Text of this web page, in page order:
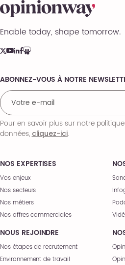
Enable today, shape tomorrow.
NOS EXPERTISES
Vos enjeux
Nos secteurs
Nos métiers
Nos offres commerciales
NOUS REJOINDRE
Nos étapes de recrutement
Environnement de travail
Comments
ABONNEZ-VOUS À NOTRE
Pour en savoir plus sur notre
données,cliquez-ici.